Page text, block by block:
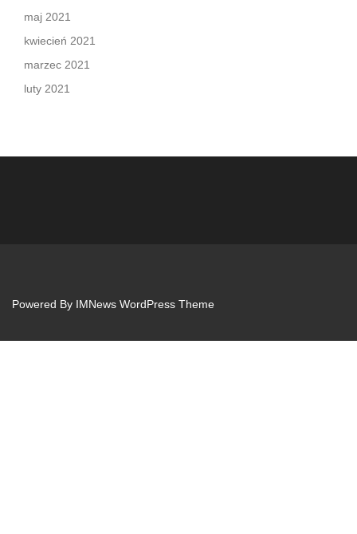
maj 2021
kwiecień 2021
marzec 2021
luty 2021
Powered By IMNews WordPress Theme